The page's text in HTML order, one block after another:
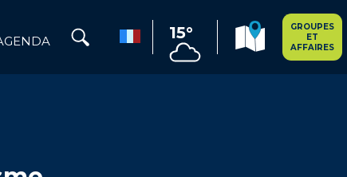
15°
GROUPES
ET
AFFAIRES